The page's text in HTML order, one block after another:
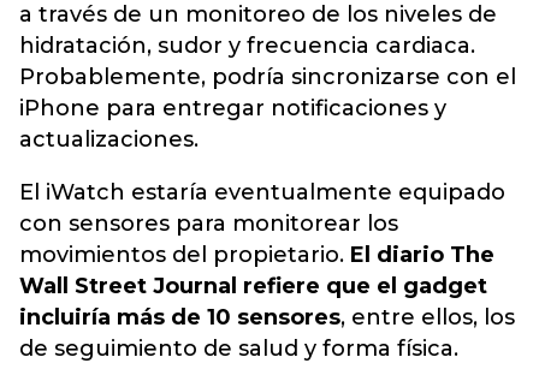
a través de un monitoreo de los niveles de
hidratación, sudor y frecuencia cardiaca.
Probablemente, podría sincronizarse con el
iPhone para entregar notificaciones y
actualizaciones.
El iWatch estaría eventualmente equipado
con sensores para monitorear los
movimientos del propietario. El diario The
Wall Street Journal refiere que el gadget
incluiría más de 10 sensores, entre ellos, los
de seguimiento de salud y forma física.